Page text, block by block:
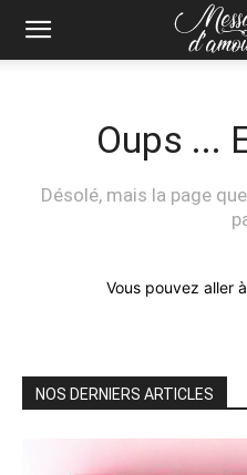
Oups ...
Désolé, mais la page
Vous pouvez aller à
NOS DERNIERS ARTICLES